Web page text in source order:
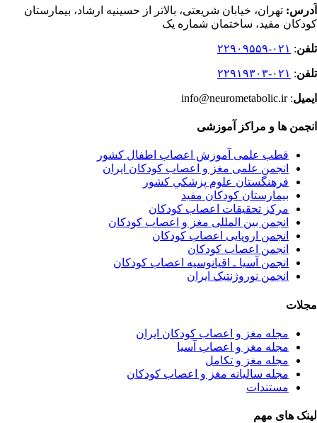
آدرس: تهران، خیابان شریعتی، بالاتر از حسینیه ارشاد، بیمارستان
کودکان مفید، ساختمان شماره یک
تلفن: ۰۲۱-۲۲۹۰۹۵۵۹
تلفن: ۰۲۱-۲۲۹۱۹۳۰۳
ایمیل: info@neurometabolic.ir
انجمن ها و مراکز آموزشی
قطب علمی آموزش اعصاب اطفال کشور
انجمن علمی مغز و اعصاب کودکان ایران
فرهنگستان علوم پزشكي كشور
بیمارستان کودکان مفید
مرکز تحقیقات اعصاب کودکان
انجمن بین المللی مغز و اعصاب کودکان
انجمن اروپایی اعصاب کودکان
انجمن اعصاب کودکان
انجمن آسیا ـ اقیانوسیه اعصاب کودکان
انجمن نوروژنتیک ایران
مجلات
مجله مغز و اعصاب کودکان ایران
مجله مغز و اعصاب آسیا
مجله مغز و تکامل
مجله سالیانه مغز و اعصاب کودکان
مستندات
لینک های مهم